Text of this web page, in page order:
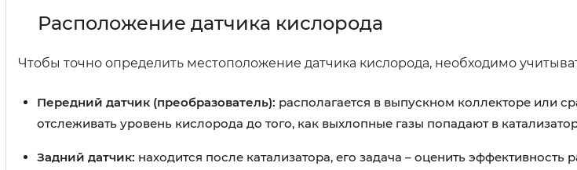
Расположение датчика кислорода
Чтобы точно определить местоположение датчика кислорода, необходимо
Передний датчик (преобразователь): располагается в выпускном коллекторе или
отслеживать уровень кислорода до того, как выхлопные газы попадают в
Задний датчик: находится после катализатора, его задача – оценить эффективность